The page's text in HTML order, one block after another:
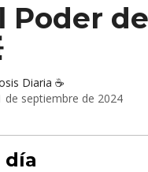
Poder
Diaria ☕️
de septiembre de 2024
día